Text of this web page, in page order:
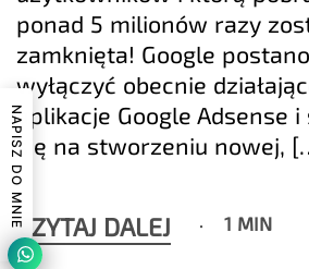
ponad 5 milionów razy
zamknięta! Google
wyłączyć obecnie
aplikacje Google Adsense i
się na stworzeniu nowej,
CZYTAJ DALEJ 1 MIN
NAPISZ DO MNIE